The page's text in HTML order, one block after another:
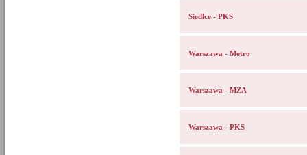
Siedlce - PKS
Warszawa - Metro
Warszawa - MZA
Warszawa - PKS